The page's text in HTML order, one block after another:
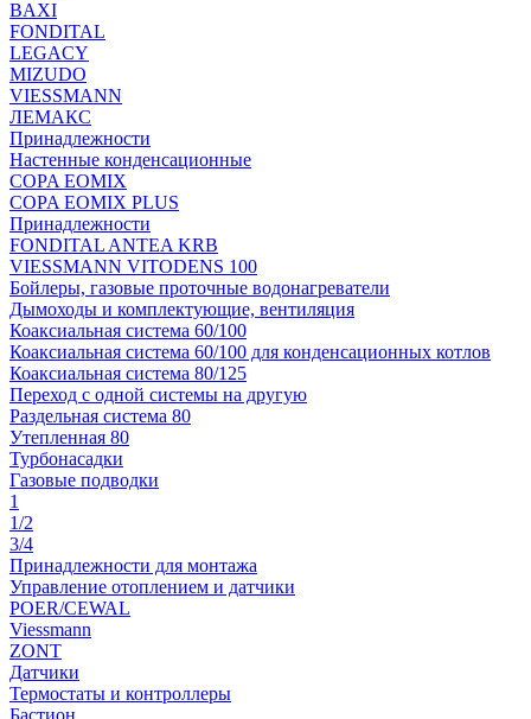
BAXI
FONDITAL
LEGACY
MIZUDO
VIESSMANN
ЛЕМАКС
Принадлежности
Настенные конденсационные
COPA EOMIX
COPA EOMIX PLUS
Принадлежности
FONDITAL ANTEA KRB
VIESSMANN VITODENS 100
Бойлеры, газовые проточные водонагреватели
Дымоходы и комплектующие, вентиляция
Коаксиальная система 60/100
Коаксиальная система 60/100 для конденсационных котлов
Коаксиальная система 80/125
Переход с одной системы на другую
Раздельная система 80
Утепленная 80
Турбонасадки
Газовые подводки
1
1/2
3/4
Принадлежности для монтажа
Управление отоплением и датчики
POER/CEWAL
Viessmann
ZONT
Датчики
Термостаты и контроллеры
Бастион